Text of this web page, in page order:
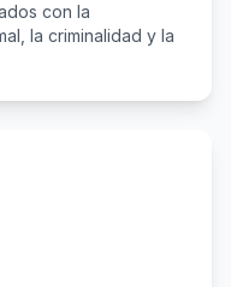
con la
la criminalidad y la